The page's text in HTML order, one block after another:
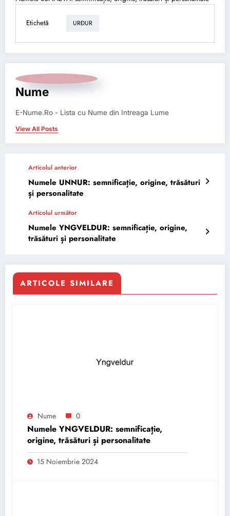
Etichetă URÐUR
Nume
E-Nume.Ro - Lista cu Nume din Intreaga Lume
View All Posts
Articolul anterior
Numele UNNUR: semnificație, origine, trăsături
și personalitate
Articolul următor
Numele YNGVELDUR: semnificație, origine,
trăsături și personalitate
ARTICOLE SIMILARE
Nume 0
Numele YNGVELDUR: semnificație,
origine, trăsături și personalitate
15 Noiembrie 2024